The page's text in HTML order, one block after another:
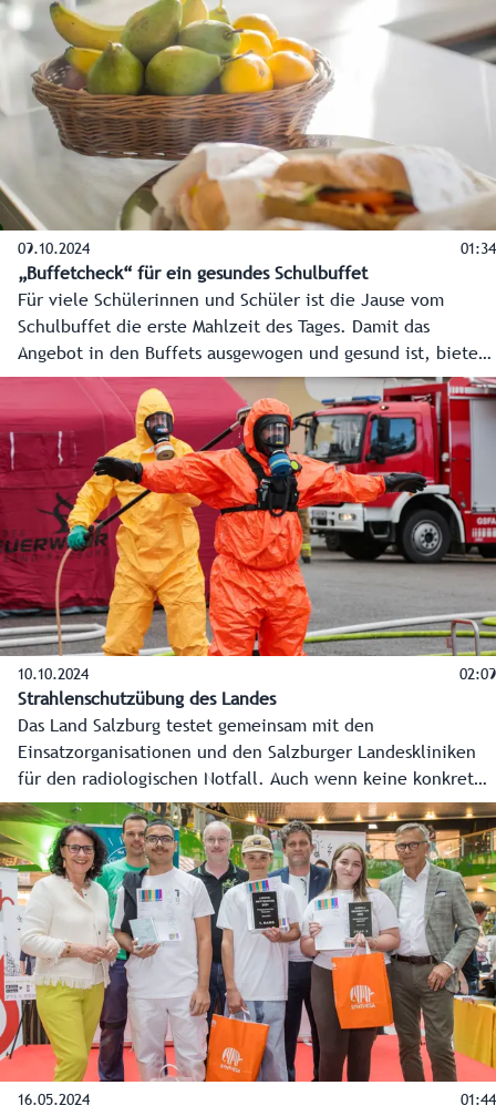
wurden so 50 Tonnen CO2 eingespart. Auch in anderen
Bereichen wird in den Skigebieten auf Ökologie und
Ressourcenschonung geachtet - Künstliche Intelligenz hilft
dabei.
09.10.2024 01:34
„Buffetcheck“ für ein gesundes Schulbuffet
Für viele Schülerinnen und Schüler ist die Jause vom
Schulbuffet die erste Mahlzeit des Tages. Damit das
Angebot in den Buffets ausgewogen und gesund ist, bietet
die Initiative SIPCAN einen "Buffetcheck" an. Das Land
Salzburg trägt die Kosten dafür. Die BRG Akademiestraße
hat das ausprobiert und ist sehr zufrieden damit.
10.10.2024 02:09
Strahlenschutzübung des Landes
Das Land Salzburg testet gemeinsam mit den
Einsatzorganisationen und den Salzburger Landeskliniken
für den radiologischen Notfall. Auch wenn keine konkrete
Sorge besteht, das gemeinsame Wissen bald in die Praxis
umsetzen zu müssen, steht eines fest: Im Ernstfall zählt
jede Minute, und alle Abläufe müssen Hand in Hand gehen.
16.05.2024 01:44